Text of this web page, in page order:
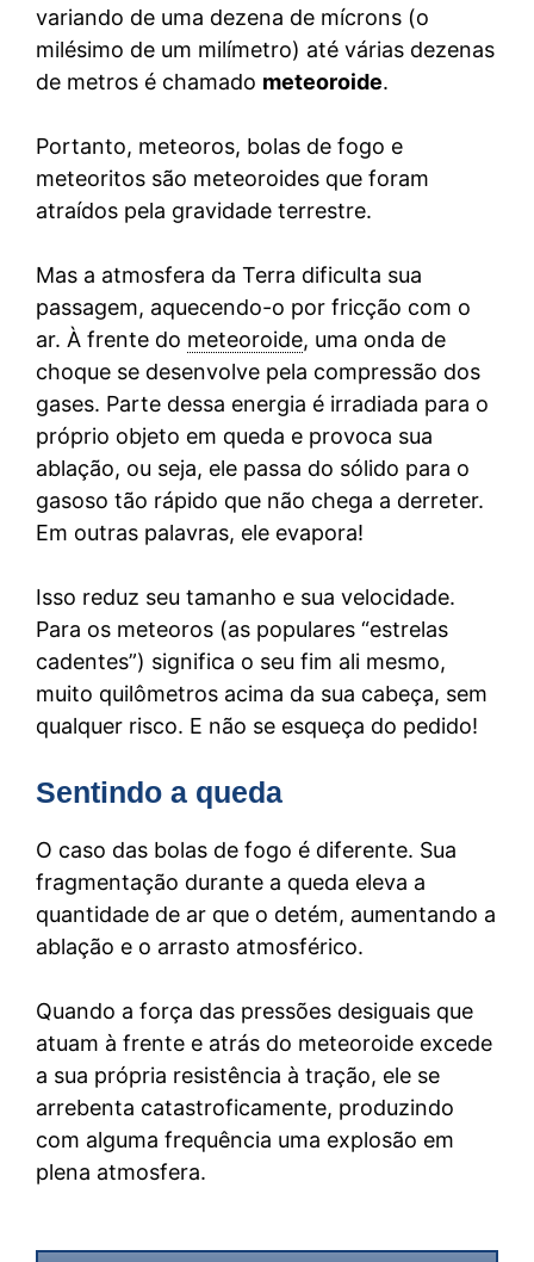
variando de uma dezena de mícrons (o
milésimo de um milímetro) até várias dezenas
de metros é chamado meteoroide.
Portanto, meteoros, bolas de fogo e
meteoritos são meteoroides que foram
atraídos pela gravidade terrestre.
Mas a atmosfera da Terra dificulta sua
passagem, aquecendo-o por fricção com o
ar. À frente do meteoroide, uma onda de
choque se desenvolve pela compressão dos
gases. Parte dessa energia é irradiada para o
próprio objeto em queda e provoca sua
ablação, ou seja, ele passa do sólido para o
gasoso tão rápido que não chega a derreter.
Em outras palavras, ele evapora!
Isso reduz seu tamanho e sua velocidade.
Para os meteoros (as populares “estrelas
cadentes”) significa o seu fim ali mesmo,
muito quilômetros acima da sua cabeça, sem
qualquer risco. E não se esqueça do pedido!
Sentindo a queda
O caso das bolas de fogo é diferente. Sua
fragmentação durante a queda eleva a
quantidade de ar que o detém, aumentando a
ablação e o arrasto atmosférico.
Quando a força das pressões desiguais que
atuam à frente e atrás do meteoroide excede
a sua própria resistência à tração, ele se
arrebenta catastroficamente, produzindo
com alguma frequência uma explosão em
plena atmosfera.